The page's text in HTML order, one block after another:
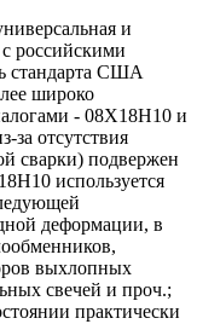
и
российскими
стандарта США
широко
- 08Х18Н10 и
за отсутствия
сварки) подвержен
используется
деформации, в
выхлопных
свечей и проч.;
практически